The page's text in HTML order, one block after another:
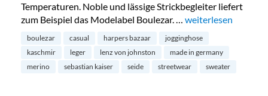
Temperaturen. Noble und lässige Strickbegleiter liefert
zum Beispiel das Modelabel Boulezar. … „Boulezar:
weiterlesen
boulezar casual harpers bazaar
jogginghose
kaschmir
leger lenz von johnston
made in germany
merino
sebastian kaiser seide streetwear sweater